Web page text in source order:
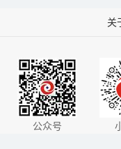
关
公众号